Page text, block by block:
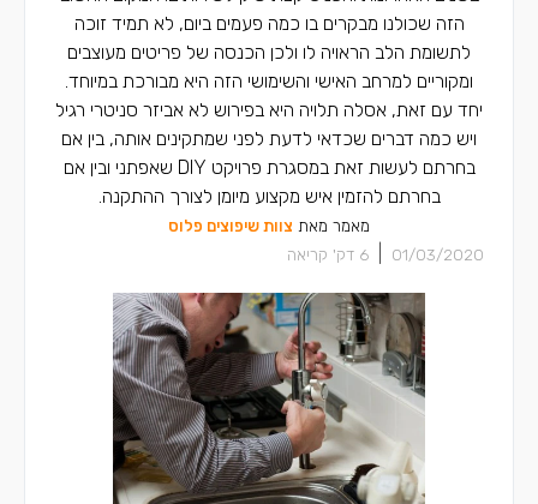
הזה שכולנו מבקרים בו כמה פעמים ביום, לא תמיד זוכה
לתשומת הלב הראויה לו ולכן הכנסה של פריטים מעוצבים
ומקוריים למרחב האישי והשימושי הזה היא מבורכת במיוחד.
יחד עם זאת, אסלה תלויה היא בפירוש לא אביזר סניטרי רגיל
ויש כמה דברים שכדאי לדעת לפני שמתקינים אותה, בין אם
בחרתם לעשות זאת במסגרת פרויקט DIY שאפתני ובין אם
בחרתם להזמין איש מקצוע מיומן לצורך ההתקנה.
מאמר מאת צוות שיפוצים פלוס
01/03/2020
6 דק' קריאה